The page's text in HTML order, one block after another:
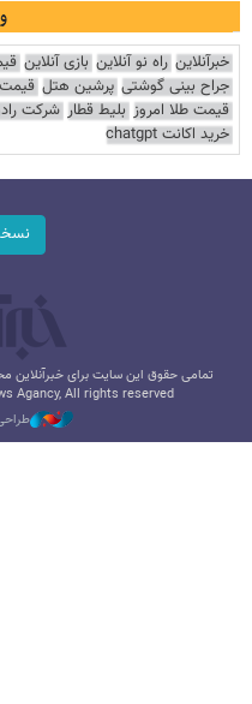
خبرآنلاین راه نو آنلاین بازی آنلاین
جراح بینی گوشتی پرشین هتل قیمت
قیمت طلا امروز بلیط قطار شرکت
خرید اکانت chatgpt
تمامی حقوق این سایت برای خبرآنلاین
Agancy, All rights reserved